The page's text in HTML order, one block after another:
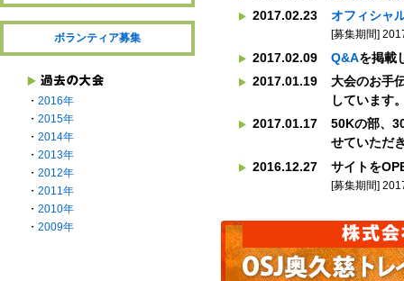
ボランティア募集
・ 2016年
・ 2015年
・ 2014年
・ 2013年
・ 2012年
・ 2011年
・ 2010年
・ 2009年
2017.02.23
オフィシャ
[募集期間]
2017.02.09 Q&Aを掲載
2017.01.19
大会のお手
しています
2017.01.17
50Kの部、
せていただ
2016.12.27
サイトを
[募集期間]